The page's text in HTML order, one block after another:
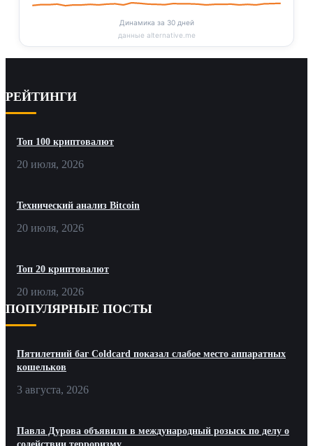
Динамика за 30 дней
данные alternative.me
РЕЙТИНГИ
Топ 100 криптовалют
20 июля, 2026
Технический анализ Bitcoin
20 июля, 2026
Топ 20 криптовалют
20 июля, 2026
ПОПУЛЯРНЫЕ ПОСТЫ
Пятилетний баг Coldcard показал слабое место аппаратных
кошельков
3 августа, 2026
Павла Дурова объявили в международный розыск по делу о